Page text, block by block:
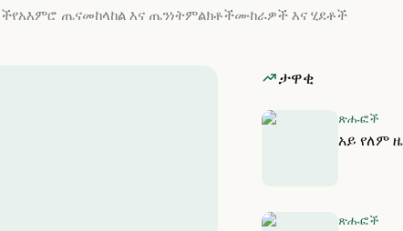
የአእምሮ ጤናመከላከል እና ጤንነትምልክቶችሙከራዎች እና ሂደቶች
ታዋቂ
ጽሑፎች
አይ የለም
ጽሑፎች